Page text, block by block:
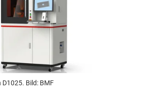
D1025. Bild: BMF